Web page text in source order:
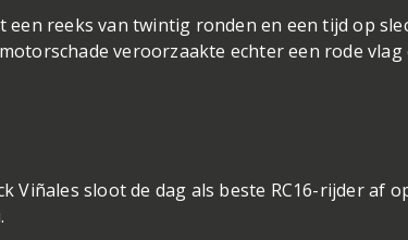
reeks van twintig ronden en een tijd op
veroorzaakte echter een rode vlag
Viñales sloot de dag als beste RC16-rijder af